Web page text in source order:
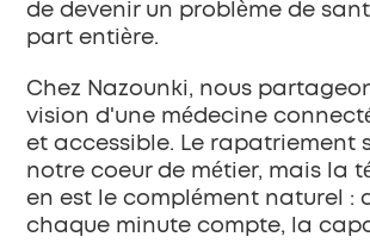
de devenir un problème de
part entière.
Chez Nazounki, nous
vision d'une médecine
et accessible. Le rapatriement
notre coeur de métier, mais la
en est le complément naturel :
chaque minute compte, la